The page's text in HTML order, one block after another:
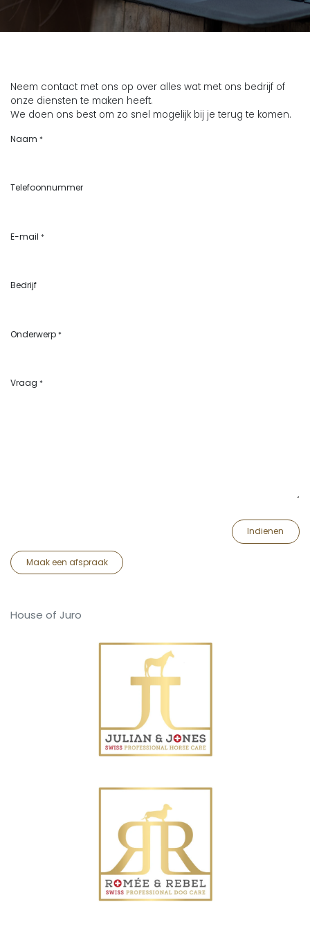
Neem contact met ons op over alles wat met ons bedrijf of
onze diensten te maken heeft.
We doen ons best om zo snel mogelijk bij je terug te komen.
Naam *
Telefoonnummer
E-mail *
Bedrijf
Onderwerp *
Vraag *
Indienen
Maak een afspraak
House of Juro